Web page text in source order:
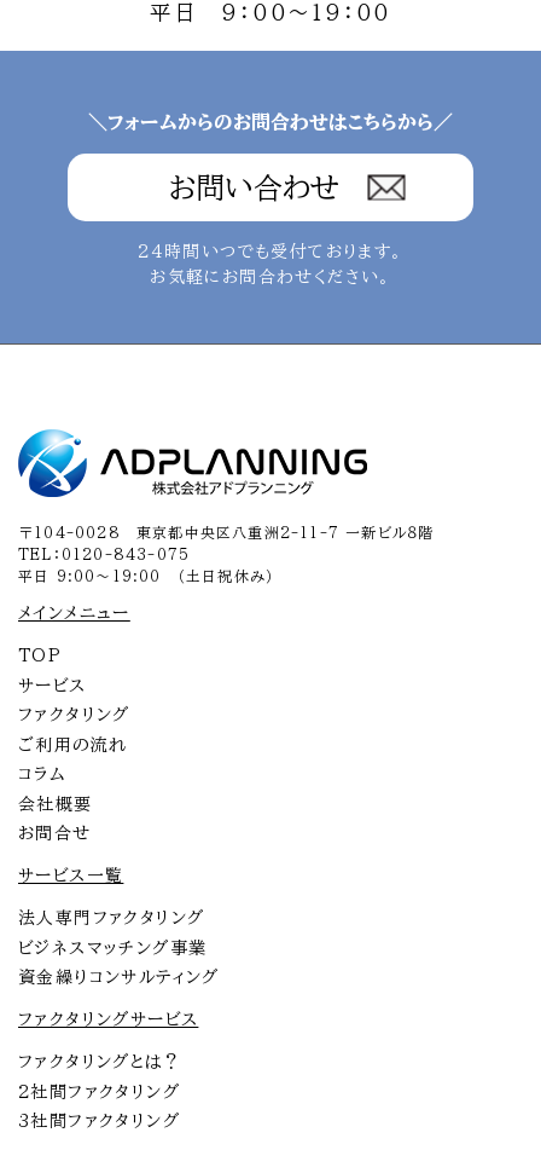
平日 9：00～19：00
＼フォームからのお問合わせはこちらから／
お問い合わせ
24時間いつでも受付ております。
お気軽にお問合わせください。
〒104-0028 東京都中央区八重洲2-11-7 一新ビル８階
TEL：0120-843-075
平日 9:00～19:00 （土日祝休み）
メインメニュー
TOP
サービス
ファクタリング
ご利用の流れ
コラム
会社概要
お問合せ
サービス一覧
法人専門ファクタリング
ビジネスマッチング事業
資金繰りコンサルティング
ファクタリングサービス
ファクタリングとは？
2社間ファクタリング
3社間ファクタリング